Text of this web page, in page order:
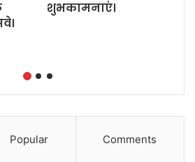
शुभकामनाएं।
Popular Comments